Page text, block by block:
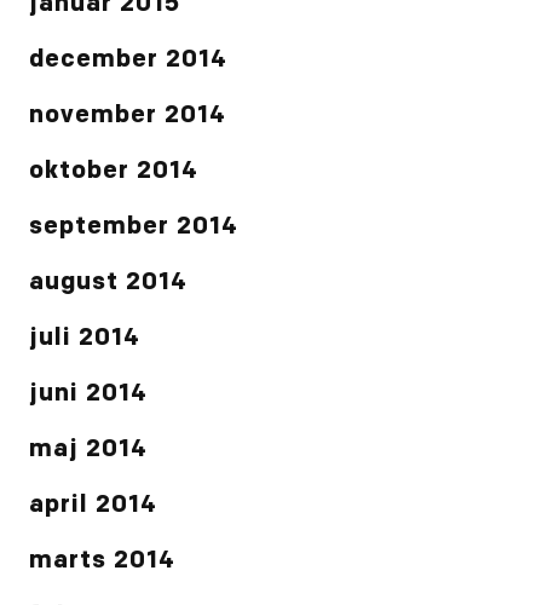
januar 2015
december 2014
november 2014
oktober 2014
september 2014
august 2014
juli 2014
juni 2014
maj 2014
april 2014
marts 2014